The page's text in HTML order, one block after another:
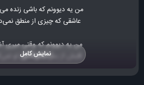
من یه دیوونم که باشی زنده
عاشقی که چیزی از منطق
من یه دیوونم که وقتی میری
قلبش از بس با توئه بی تو
نمایش کامل